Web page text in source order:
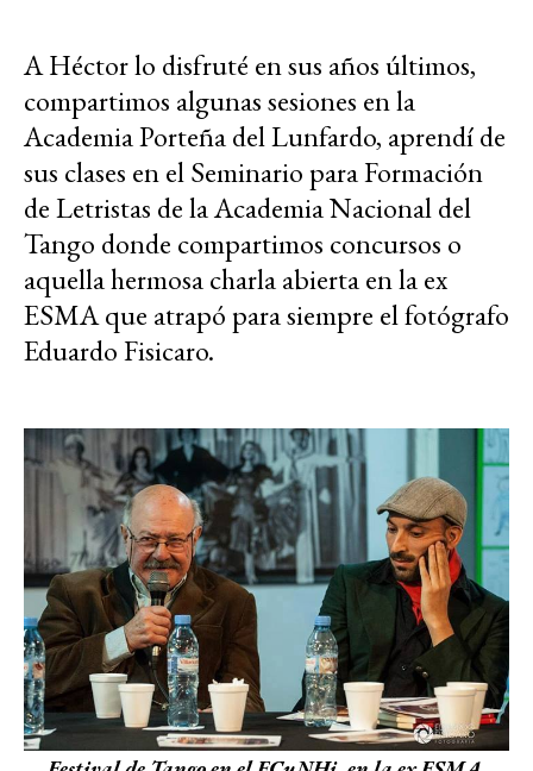
A Héctor lo disfruté en sus años últimos,
compartimos algunas sesiones en la
Academia Porteña del Lunfardo, aprendí de
sus clases en el Seminario para Formación
de Letristas de la Academia Nacional del
Tango donde compartimos concursos o
aquella hermosa charla abierta en la ex
ESMA que atrapó para siempre el fotógrafo
Eduardo Fisicaro.